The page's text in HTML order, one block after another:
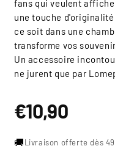
fans qui veulent
une touche
ce soit dans une
transforme vos
Un accessoire
ne jurent que par
Prix
habituel
€10,90
🚚Livraison offerte dès